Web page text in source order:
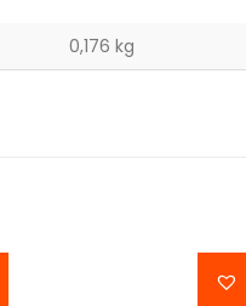
0,176 kg